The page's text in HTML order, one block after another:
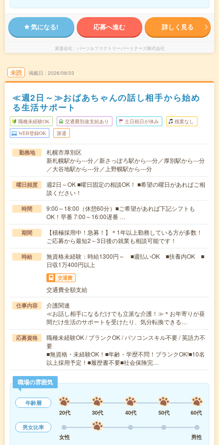
気になる! 応募へ進む 詳しく見る
派遣会社 パーソルファクトリーパートナーズ株式会社
未読 掲載日 2026/08/03
≪週2日～≫おばあちゃんの話し相手から始め
る生活サポート
職種未経験OK 交通費別途支給あり 土日祝日が休み 残業なし
WEB登録OK 派遣
勤務地
札幌市厚別区
新札幌駅から---分／新さっぽろ駅から---分／厚別駅から---分
／大谷地駅から---分／上野幌駅から---分
曜日頻度
週2日～OK ■曜日固定の相談OK！ ■希望の曜日があればご相
談ください！
時間
9:00～18:00（休憩60分）■ご希望があれば下記シフトも
OK！早番 7:00～16:00遅番 …
期間
【積極採用中！急募！】＊1年以上勤務している方が多数！
ご応募から最短2～3日後の就業も相談可能です！
時給
無資格未経験：時給1300円～ ■週払いOK ■扶養内OK ■
日収1万400円以上
交通費
交通費全額支給
仕事内容
介護関連
≪お話し相手になるだけでも立派な介護！≫＊お年寄りが昼
間だけ生活のサポートを受けたり、気分転換できる…
応募資格
職種未経験OK / ブランクOK / パソコンスキル不要 / 英語力不
要
■無資格・未経験OK！■年齢・学歴不問！ブランクOK!■10名
以上採用予定！■履歴書不要■社会保険完…
職場の雰囲気
年齢層
20代
30代 40代 50代
60代
男女比率
女性
男性